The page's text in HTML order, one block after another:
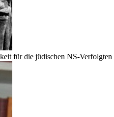
für die jüdischen NS-Verfolgten